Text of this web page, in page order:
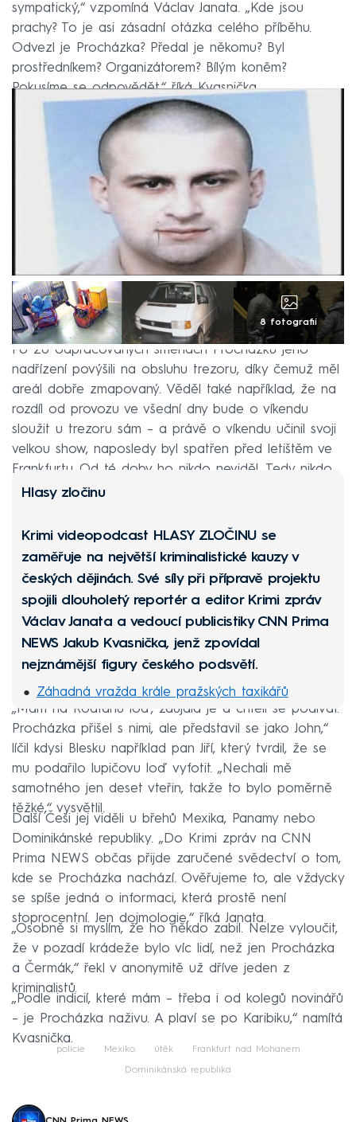
sympatický,“ vzpomíná Václav Janata. „Kde jsou
prachy? To je asi zásadní otázka celého příběhu.
Odvezl je Procházka? Předal je někomu? Byl
prostředníkem? Organizátorem? Bílým koněm?
Pokusíme se odpovědět,“ říká Kvasnička.
8 fotografií
Po 26 odpracovaných směnách Procházku jeho
nadřízení povýšili na obsluhu trezoru, díky čemuž měl
areál dobře zmapovaný. Věděl také například, že na
rozdíl od provozu ve všední dny bude o víkendu
sloužit u trezoru sám – a právě o víkendu učinil svoji
velkou show, naposledy byl spatřen před letištěm ve
Frankfurtu. Od té doby ho nikdo neviděl. Tedy nikdo…
Hlasy zločinu
Krimi videopodcast HLASY ZLOČINUse
zaměřuje na největší kriminalistické kauzy v
českých dějinách. Své síly při přípravě projektu
spojili dlouholetý reportér a editor Krimi zpráv
Václav Janata a vedoucí publicistiky CNN Prima
NEWS Jakub Kvasnička, jenž zpovídal
nejznámější figury českého podsvětí.
Záhadná vražda krále pražských taxikářů
Pětiletý Honzík věřil mámě ze všech nejvíc,
zavraždila ho
Václav otrávil exmanželce vodku, sváděl to na
metanol
Střelba v Protivíně: Dva policisté zemřeli, vraždil
manžel
Boxer Banongo šokoval Brno, upálil muže
zaživa v autě
„Mám na Roatánu loď, zaujala je a chtěli se podívat.
Procházka přišel s nimi, ale představil se jako John,“
líčil kdysi Blesku například pan Jiří, který tvrdil, že se
mu podařilo lupičovu loď vyfotit. „Nechali mě
samotného jen deset vteřin, takže to bylo poměrně
těžké,“ vysvětlil.
Další Češi jej viděli u břehů Mexika, Panamy nebo
Dominikánské republiky. „Do Krimi zpráv na CNN
Prima NEWS občas přijde zaručené svědectví o tom,
kde se Procházka nachází. Ověřujeme to, ale vždycky
se spíše jedná o informaci, která prostě není
stoprocentní. Jen dojmologie,“ říká Janata.
„Osobně si myslím, že ho někdo zabil. Nelze vyloučit,
že v pozadí krádeže bylo víc lidí, než jen Procházka
a Čermák,“ řekl v anonymitě už dříve jeden z
kriminalistů.
„Podle indicií, které mám – třeba i od kolegů novinářů
– je Procházka naživu. A plaví se po Karibiku,“ namítá
Kvasnička.
policie Mexiko útěk Frankfurt nad Mohanem
Dominikánská republika